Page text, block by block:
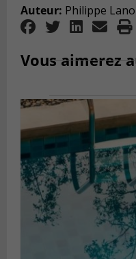
Auteur: Philippe
Vous aimerez